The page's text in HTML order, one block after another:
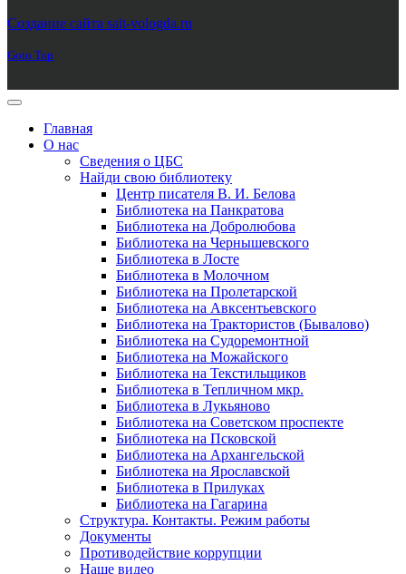
Создание сайта sait-vologda.ru
Goto Top
Главная
О нас
Сведения о ЦБС
Найди свою библиотеку
Центр писателя В. И. Белова
Библиотека на Панкратова
Библиотека на Добролюбова
Библиотека на Чернышевского
Библиотека в Лосте
Библиотека в Молочном
Библиотека на Пролетарской
Библиотека на Авксентьевского
Библиотека на Трактористов (Бывалово)
Библиотека на Судоремонтной
Библиотека на Можайского
Библиотека на Текстильщиков
Библиотека в Тепличном мкр.
Библиотека в Лукьяново
Библиотека на Советском проспекте
Библиотека на Псковской
Библиотека на Архангельской
Библиотека на Ярославской
Библиотека в Прилуках
Библиотека на Гагарина
Структура. Контакты. Режим работы
Документы
Противодействие коррупции
Наше видео